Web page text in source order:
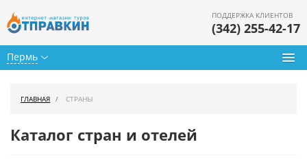
Пермь
ПОДДЕРЖКА КЛИЕНТОВ
(342) 255-42-17
ГЛАВНАЯ СТРАНЫ
Каталог стран и отелей